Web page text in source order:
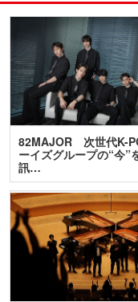
82MAJOR 次世代K-
ーイズグループの“今”
訊…